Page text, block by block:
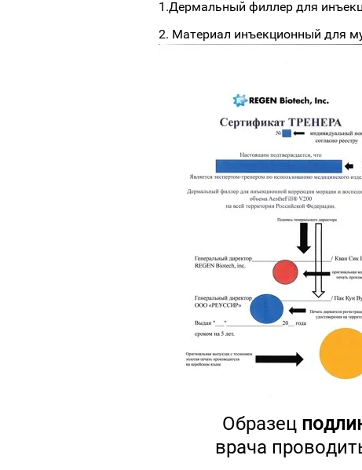
1.Дермальный филлер для
2. Материал инъекционный для
Образец
врача